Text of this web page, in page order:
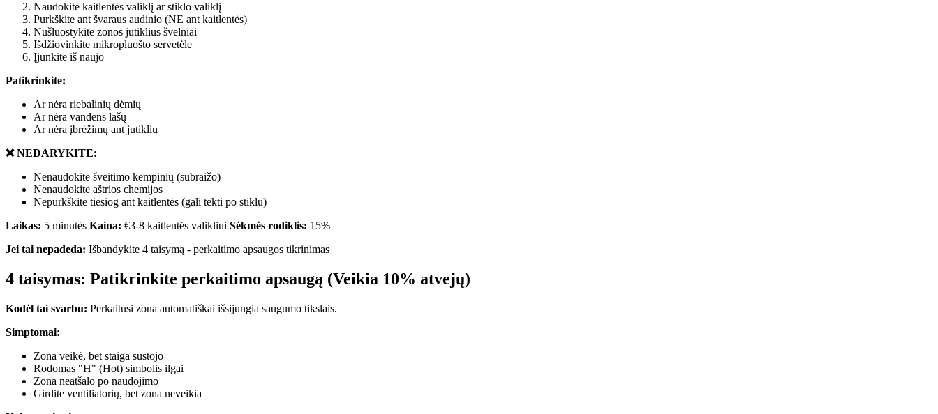
Naudokite kaitlentės valiklį ar stiklo valiklį
Purkškite ant švaraus audinio (NE ant kaitlentės)
Nušluostykite zonos jutiklius švelniai
Išdžiovinkite mikropluošto servetėle
Įjunkite iš naujo
Patikrinkite:
Ar nėra riebalinių dėmių
Ar nėra vandens lašų
Ar nėra įbrėžimų ant jutiklių
❌ NEDARYKITE:
Nenaudokite šveitimo kempinių (subraižo)
Nenaudokite aštrios chemijos
Nepurkškite tiesiog ant kaitlentės (gali tekti po stiklu)
Laikas: 5 minutės Kaina: €3-8 kaitlentės valikliui Sėkmės rodiklis: 15%
Jei tai nepadeda: Išbandykite 4 taisymą - perkaitimo apsaugos tikrinimas
4 taisymas: Patikrinkite perkaitimo apsaugą (Veikia 10% atvejų)
Kodėl tai svarbu: Perkaitusi zona automatiškai išsijungia saugumo tikslais.
Simptomai:
Zona veikė, bet staiga sustojo
Rodomas "H" (Hot) simbolis ilgai
Zona neatšalo po naudojimo
Girdite ventiliatorių, bet zona neveikia